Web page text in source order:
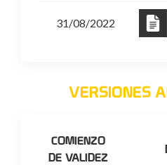
31/08/2022
VERSIONES
COMIENZO
DE VALIDEZ